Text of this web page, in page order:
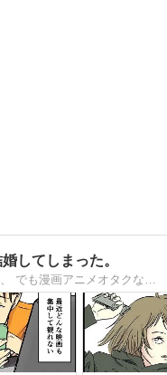
してしまった。